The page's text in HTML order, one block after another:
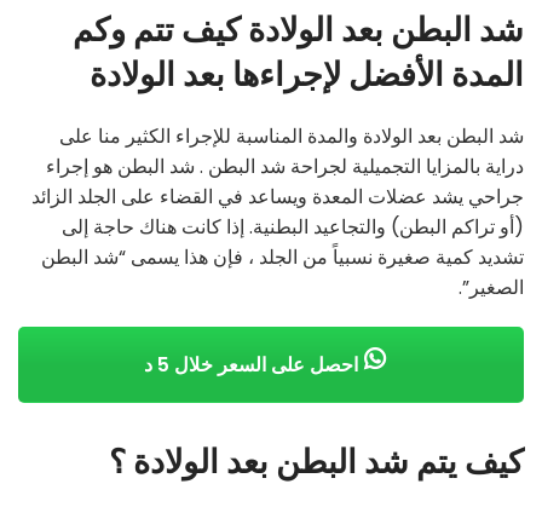
شد البطن بعد الولادة كيف تتم وكم
المدة الأفضل لإجراءها بعد الولادة
شد البطن بعد الولادة والمدة المناسبة للإجراء الكثير منا على
دراية بالمزايا التجميلية لجراحة شد البطن . شد البطن هو إجراء
جراحي يشد عضلات المعدة ويساعد في القضاء على الجلد الزائد
(أو تراكم البطن) والتجاعيد البطنية. إذا كانت هناك حاجة إلى
تشديد كمية صغيرة نسبياً من الجلد ، فإن هذا يسمى “شد البطن
الصغير”.
احصل على السعر خلال 5 د
كيف يتم شد البطن بعد الولادة ؟